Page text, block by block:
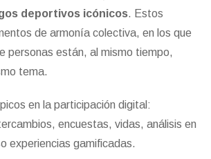
deportivos icónicos. Estos
de armonía colectiva, en los que
personas están, al mismo tiempo,
tema.
en la participación digital:
encuestas, vidas, análisis en
experiencias gamificadas.